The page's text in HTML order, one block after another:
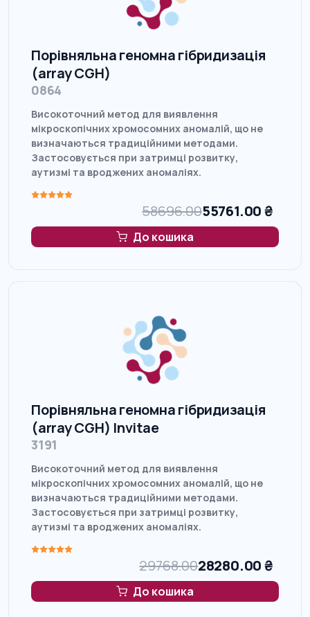
Порівняльна геномна гібридизація
(array CGH)
0864
Високоточний метод для виявлення
мікроскопічних хромосомних аномалій, що не
визначаються традиційними методами.
Застосовується при затримці розвитку,
аутизмі та вроджених аномаліях.
58696.0055761.00₴
До кошика
Порівняльна геномна гібридизація
(array CGH) Invitae
3191
Високоточний метод для виявлення
мікроскопічних хромосомних аномалій, що не
визначаються традиційними методами.
Застосовується при затримці розвитку,
аутизмі та вроджених аномаліях.
29768.0028280.00₴
До кошика